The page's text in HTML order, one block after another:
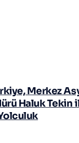
Merkez
Haluk Tekin